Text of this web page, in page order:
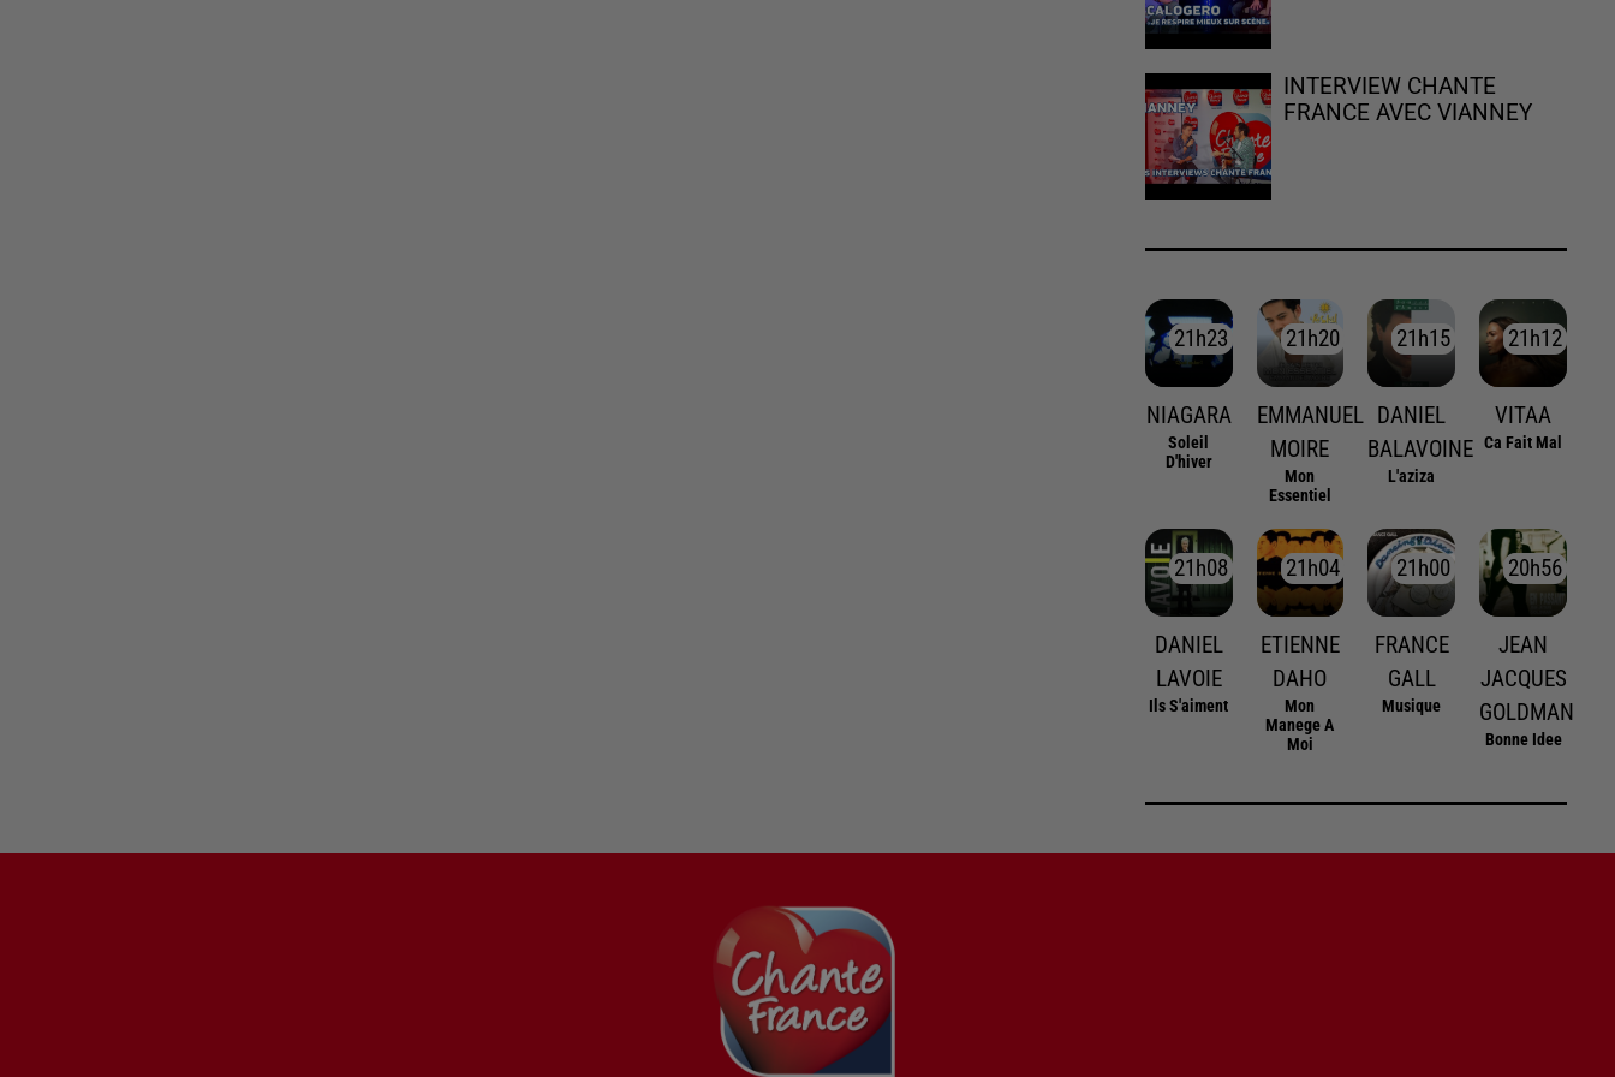
INTERVIEW CHANTE
FRANCE AVEC VIANNEY
21h23
21h23
NIAGARA
Soleil
D'hiver
21h20
21h20
EMMANUEL
MOIRE
Mon
Essentiel
21h15
21h15
DANIEL
BALAVOINE
L'aziza
21h12
21h12
VITAA
Ca Fait Mal
21h08
21h08
DANIEL
LAVOIE
Ils S'aiment
21h04
21h04
ETIENNE
DAHO
Mon
Manege A
Moi
21h00
21h00
FRANCE
GALL
Musique
20h56
20h56
JEAN
JACQUES
GOLDMAN
Bonne Idee